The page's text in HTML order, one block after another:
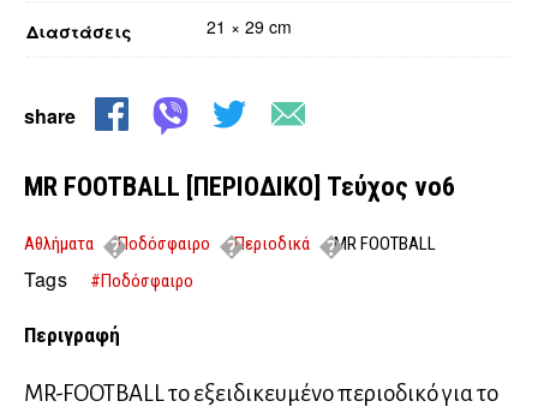
Διαστάσεις 21 × 29 cm
share
MR FOOTBALL [ΠΕΡΙΟΔΙΚΟ] Τεύχος νο6
Αθλήματα Ποδόσφαιρο Περιοδικά
MR FOOTBALL
[ΠΕΡΙΟΔΙΚΟ] Τεύχος νο6
Tags #Ποδόσφαιρο
Περιγραφή
MR-FOOTBALL το εξειδικευμένο περιοδικό για το